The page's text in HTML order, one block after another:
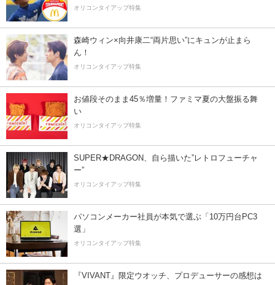
オリコンタイアップ特集
森崎ウィン×向井康二“両片思い”にキュンが止まら
ん！
オリコンタイアップ特集
お値段そのまま45％増量！ファミマ夏の大盤振る舞
い
オリコンタイアップ特集
SUPER★DRAGON、自ら描いた”レトロフューチャ
ー”
オリコンタイアップ特集
パソコンメーカー社員が本気で選ぶ「10万円台PC3
選」
オリコンタイアップ特集
『VIVANT』限定ウオッチ、プロデューサーの感想は